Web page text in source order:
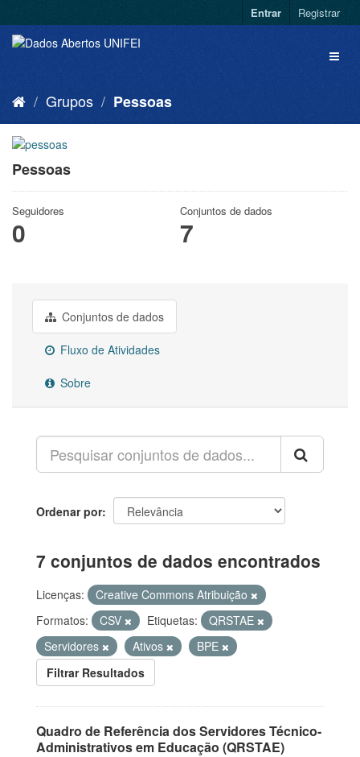
Entrar Registrar
Grupos Pessoas
Pessoas
Seguidores
0
Conjuntos de dados
7
Conjuntos de dados
Fluxo de Atividades
Sobre
Ordenar por
7 conjuntos de dados encontrados
Licenças:
Creative Commons Atribuição
Formatos:
CSV Etiquetas:
QRSTAE
Servidores
Ativos
BPE
Filtrar Resultados
Quadro de Referência dos Servidores Técnico-
Administrativos em Educação (QRSTAE)